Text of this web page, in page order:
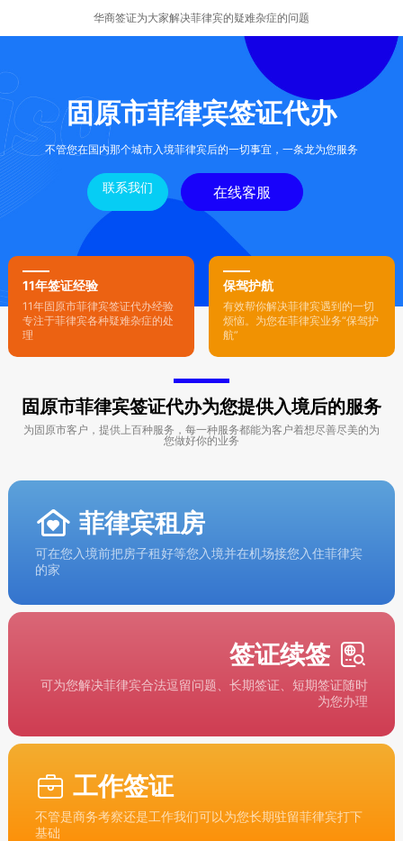
华商签证为大家解决菲律宾的疑难杂症的问题
固原市菲律宾签证代办
不管您在国内那个城市入境菲律宾后的一切事宜，一条龙为您服务
联系我们 在线客服
11年签证经验
11年固原市菲律宾签证代办经验
专注于菲律宾各种疑难杂症的处
理
保驾护航
有效帮你解决菲律宾遇到的一切
烦恼。为您在菲律宾业务“保驾护
航”
固原市菲律宾签证代办为您提供入境后的服务
为固原市客户，提供上百种服务，每一种服务都能为客户着想尽善尽美的为
您做好你的业务
菲律宾租房
可在您入境前把房子租好等您入境并在机场接您入住菲律宾
的家
签证续签
可为您解决菲律宾合法逗留问题、长期签证、短期签证随时
为您办理
工作签证
不管是商务考察还是工作我们可以为您长期驻留菲律宾打下
基础